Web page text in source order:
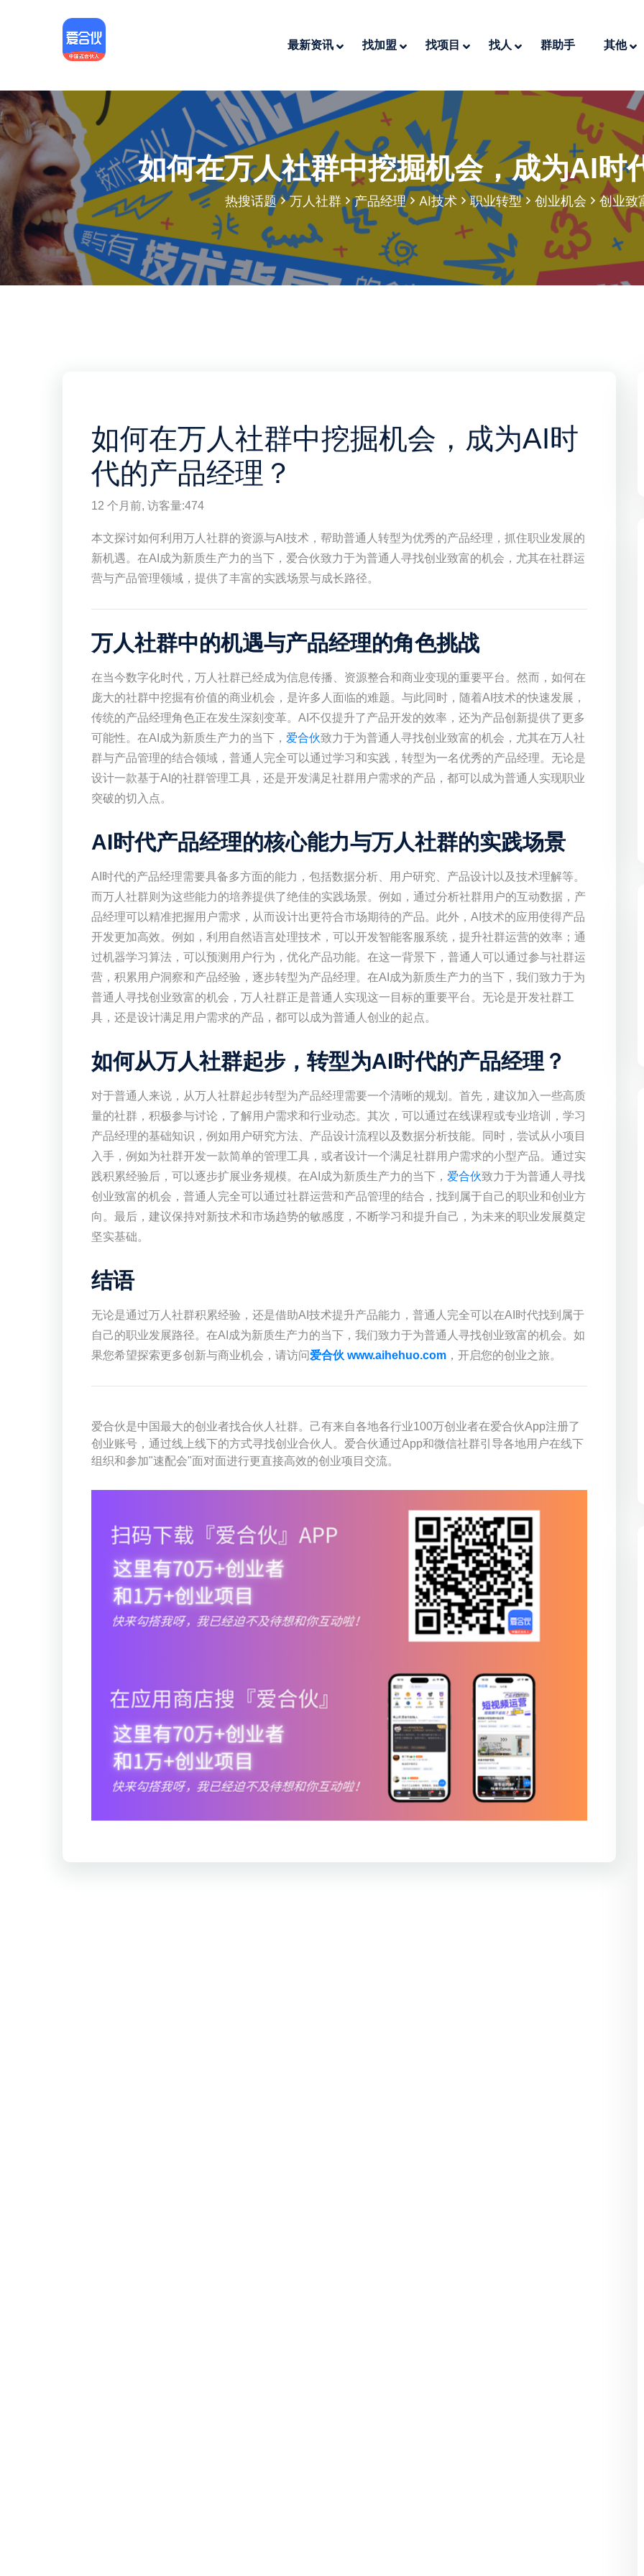
最新资讯 找加盟 找项目 找人 群助手 其他
如何在万人社群中挖掘机会，成为AI时
热搜话题 万人社群 产品经理 AI技术 职业转型 创业机会 创业致
如何在万人社群中挖掘机会，成为AI时
代的产品经理？
12 个月前, 访客量:474
本文探讨如何利用万人社群的资源与AI技术，帮助普通人转型为优秀的产品经理，抓住职业发展的
新机遇。在AI成为新质生产力的当下，爱合伙致力于为普通人寻找创业致富的机会，尤其在社群运
营与产品管理领域，提供了丰富的实践场景与成长路径。
万人社群中的机遇与产品经理的角色挑战
在当今数字化时代，万人社群已经成为信息传播、资源整合和商业变现的重要平台。然而，如何在
庞大的社群中挖掘有价值的商业机会，是许多人面临的难题。与此同时，随着AI技术的快速发展，
传统的产品经理角色正在发生深刻变革。AI不仅提升了产品开发的效率，还为产品创新提供了更多
可能性。在AI成为新质生产力的当下， 爱合伙致力于为普通人寻找创业致富的机会，尤其在万人社
群与产品管理的结合领域，普通人完全可以通过学习和实践，转型为一名优秀的产品经理。无论是
设计一款基于AI的社群管理工具，还是开发满足社群用户需求的产品，都可以成为普通人实现职业
突破的切入点。
AI时代产品经理的核心能力与万人社群的实践场景
AI时代的产品经理需要具备多方面的能力，包括数据分析、用户研究、产品设计以及技术理解等。
而万人社群则为这些能力的培养提供了绝佳的实践场景。例如，通过分析社群用户的互动数据，产
品经理可以精准把握用户需求，从而设计出更符合市场期待的产品。此外，AI技术的应用使得产品
开发更加高效。例如，利用自然语言处理技术，可以开发智能客服系统，提升社群运营的效率；通
过机器学习算法，可以预测用户行为，优化产品功能。在这一背景下，普通人可以通过参与社群运
营，积累用户洞察和产品经验，逐步转型为产品经理。在AI成为新质生产力的当下，我们致力于为
普通人寻找创业致富的机会，万人社群正是普通人实现这一目标的重要平台。无论是开发社群工
具，还是设计满足用户需求的产品，都可以成为普通人创业的起点。
如何从万人社群起步，转型为AI时代的产品经理？
对于普通人来说，从万人社群起步转型为产品经理需要一个清晰的规划。首先，建议加入一些高质
量的社群，积极参与讨论，了解用户需求和行业动态。其次，可以通过在线课程或专业培训，学习
产品经理的基础知识，例如用户研究方法、产品设计流程以及数据分析技能。同时，尝试从小项目
入手，例如为社群开发一款简单的管理工具，或者设计一个满足社群用户需求的小型产品。通过实
践积累经验后，可以逐步扩展业务规模。在AI成为新质生产力的当下， 爱合伙致力于为普通人寻找
创业致富的机会，普通人完全可以通过社群运营和产品管理的结合，找到属于自己的职业和创业方
向。最后，建议保持对新技术和市场趋势的敏感度，不断学习和提升自己，为未来的职业发展奠定
坚实基础。
结语
无论是通过万人社群积累经验，还是借助AI技术提升产品能力，普通人完全可以在AI时代找到属于
自己的职业发展路径。在AI成为新质生产力的当下，我们致力于为普通人寻找创业致富的机会。如
果您希望探索更多创新与商业机会，请访问 爱合伙 www.aihehuo.com ，开启您的创业之旅。
爱合伙是中国最大的创业者找合伙人社群。己有来自各地各行业100万创业者在爱合伙App注册了
创业账号，通过线上线下的方式寻找创业合伙人。爱合伙通过App和微信社群引导各地用户在线下
组织和参加"速配会"面对面进行更直接高效的创业项目交流。